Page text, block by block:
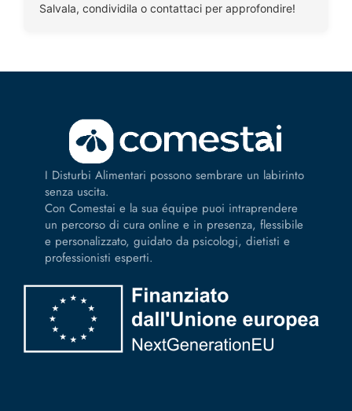
Salvala, condividila o contattaci per approfondire!
I Disturbi Alimentari possono sembrare un labirinto
senza uscita.
Con Comestai e la sua équipe puoi intraprendere
un percorso di cura online e in presenza, flessibile
e personalizzato, guidato da psicologi, dietisti e
professionisti esperti.